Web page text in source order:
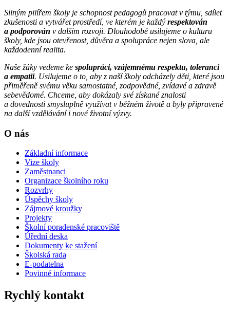
Silným pilířem školy je schopnost pedagogů pracovat v týmu, sdílet
zkušenosti a vytvářet prostředí, ve kterém je každý respektován
a podporován v dalším rozvoji. Dlouhodobě usilujeme o kulturu
školy, kde jsou otevřenost, důvěra a spolupráce nejen slova, ale
každodenní realita.
Naše žáky vedeme ke spolupráci, vzájemnému respektu, toleranci
a empatii. Usilujeme o to, aby z naší školy odcházely děti, které jsou
přiměřeně svému věku samostatné, zodpovědné, zvídavé a zdravě
sebevědomé. Chceme, aby dokázaly své získané znalosti
a dovednosti smysluplně využívat v běžném životě a byly připravené
na další vzdělávání i nové životní výzvy.
O nás
Základní informace
Vize školy
Zaměstnanci
Organizace školního roku
Rozvrhy
Úspěchy školy
Zájmové kroužky
Projekty
Školní poradenské pracoviště
Úřední deska
Dokumenty ke stažení
Školská rada
E-podatelna
Povinné informace
Rychlý kontakt